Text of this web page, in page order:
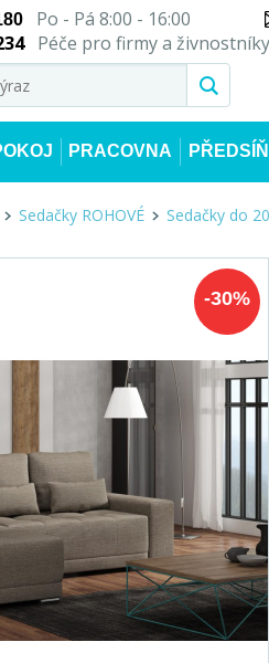
Po - Pá 8:00 - 16:00
Péče pro firmy a živnostníky
PRACOVNA PŘEDSÍŇ
Sedačky ROHOVÉ Sedačky do
-30%